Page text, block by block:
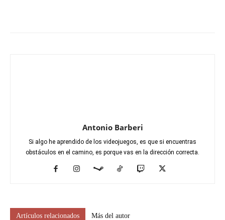
Antonio Barberi
Si algo he aprendido de los videojuegos, es que si encuentras
obstáculos en el camino, es porque vas en la dirección correcta.
Artículos relacionados Más del autor